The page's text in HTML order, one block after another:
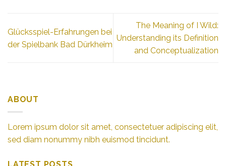
Glücksspiel-Erfahrungen bei
der Spielbank Bad Dürkheim
The Meaning of I Wild:
Understanding its Definition
and Conceptualization
ABOUT
Lorem ipsum dolor sit amet, consectetuer adipiscing elit,
sed diam nonummy nibh euismod tincidunt.